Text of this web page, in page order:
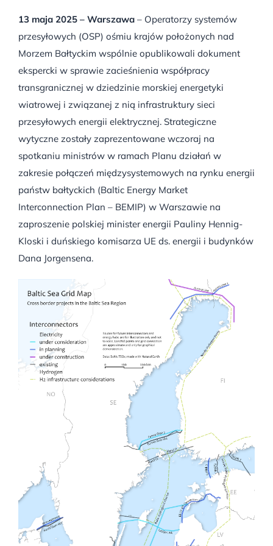
13 maja 2025 – Warszawa – Operatorzy systemów
przesyłowych (OSP) ośmiu krajów położonych nad
Morzem Bałtyckim wspólnie opublikowali dokument
ekspercki w sprawie zacieśnienia współpracy
transgranicznej w dziedzinie morskiej energetyki
wiatrowej i związanej z nią infrastruktury sieci
przesyłowych energii elektrycznej. Strategiczne
wytyczne zostały zaprezentowane wczoraj na
spotkaniu ministrów w ramach Planu działań w
zakresie połączeń międzysystemowych na rynku energii
państw bałtyckich (Baltic Energy Market
Interconnection Plan – BEMIP) w Warszawie na
zaproszenie polskiej minister energii Pauliny Hennig-
Kloski i duńskiego komisarza UE ds. energii i budynków
Dana Jorgensena.